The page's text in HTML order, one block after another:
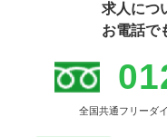
求人につ
お電話で
全国共通フリーダ